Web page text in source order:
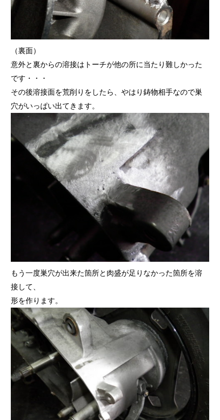
（裏面）
意外と裏からの溶接はトーチが他の所に当たり難しかった
です・・・
その後溶接面を荒削りをしたら、やはり鋳物相手なので巣
穴がいっぱい出てきます。
もう一度巣穴が出来た箇所と肉盛が足りなかった箇所を溶
接して、
形を作ります。